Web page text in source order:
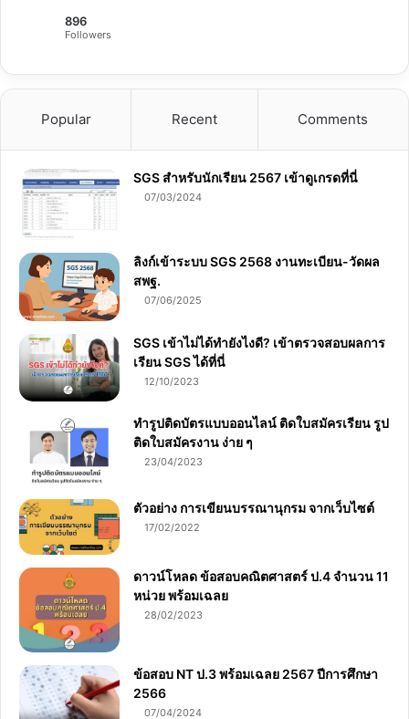
896
Followers
Popular Recent Comments
SGS สําหรับนักเรียน 2567 เข้าดูเกรดที่นี่
07/03/2024
ลิงก์เข้าระบบ SGS 2568 งานทะเบียน-วัดผล
สพฐ.
07/06/2025
SGS เข้าไม่ได้ทำยังไงดี? เข้าตรวจสอบผลการ
เรียน SGS ได้ที่นี่
12/10/2023
ทำรูปติดบัตรแบบออนไลน์ ติดใบสมัครเรียน รูป
ติดใบสมัครงาน ง่าย ๆ
23/04/2023
ตัวอย่าง การเขียนบรรณานุกรม จากเว็บไซต์
17/02/2022
ดาวน์โหลด ข้อสอบคณิตศาสตร์ ป.4 จำนวน 11
หน่วย พร้อมเฉลย
28/02/2023
ข้อสอบ NT ป.3 พร้อมเฉลย 2567 ปีการศึกษา
2566
07/04/2024